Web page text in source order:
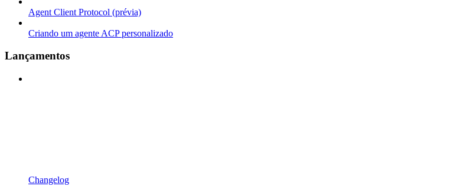
Agent Client Protocol (prévia)
Criando um agente ACP personalizado
Lançamentos
Changelog